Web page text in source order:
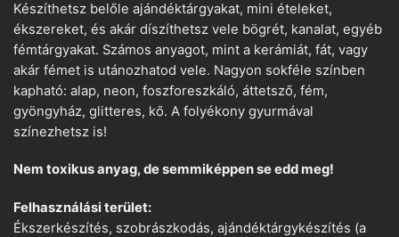
Készíthetsz belőle ajándéktárgyakat, mini ételeket,
ékszereket, és akár díszíthetsz vele bögrét, kanalat, egyéb
fémtárgyakat. Számos anyagot, mint a kerámiát, fát, vagy
akár fémet is utánozhatod vele. Nagyon sokféle színben
kapható: alap, neon, foszforeszkáló, áttetsző, fém,
gyöngyház, glitteres, kő. A folyékony gyurmával
színezhetsz is!
Nem toxikus anyag, de semmiképpen se edd meg!
Felhasználási terület:
Ékszerkészítés, szobrászkodás, ajándéktárgykészítés (a